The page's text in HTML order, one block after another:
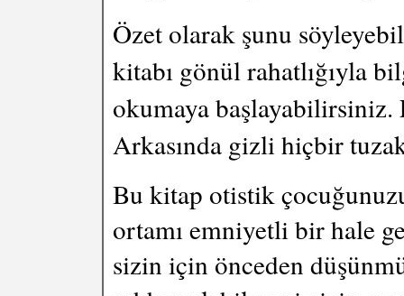
Özet olarak şunu
kitabı gönül rahatlığıyla
okumaya başlayabilirsiniz.
Arkasında gizli hiçbir
Bu kitap otistik
ortamı emniyetli bir hale
sizin için önceden